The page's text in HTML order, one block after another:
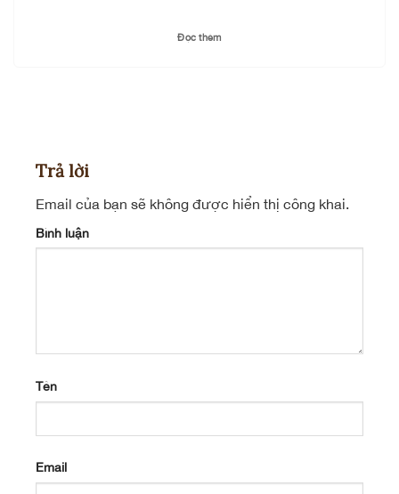
Đọc thêm
Trả lời
Email của bạn sẽ không được hiển thị công khai.
Bình luận
Tên
Email